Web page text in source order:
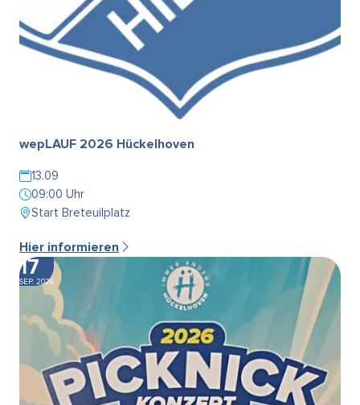
wepLAUF 2026 Hückelhoven
13.09
09:00 Uhr
Start Breteuilplatz
Hier informieren
17
SEP. 2026